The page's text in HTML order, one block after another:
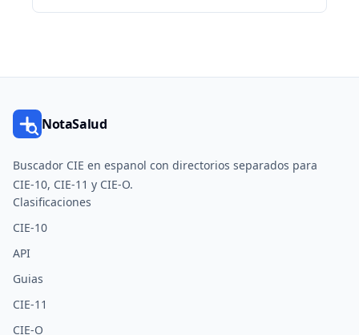
NotaSalud
Buscador CIE en espanol con directorios separados para
CIE-10, CIE-11 y CIE-O.
Clasificaciones
CIE-10
API
Guias
CIE-11
CIE-O